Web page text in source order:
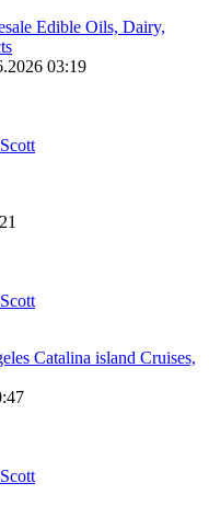
Edible Oils, Dairy,
03:19
Catalina island Cruises,